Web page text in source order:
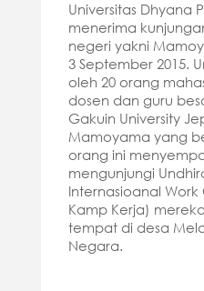
Universitas Dhyana
menerima
negeri yakni
3 September 2015.
oleh 20 orang
dosen dan guru
Gakuin University
Mamoyama yang
orang ini
mengunjungi
Internasioanal
Kamp Kerja)
tempat di desa
Negara.